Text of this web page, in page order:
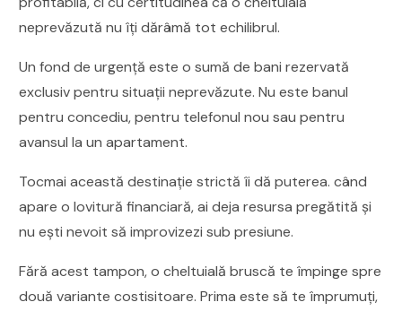
neprevăzută nu îți dărâmă tot echilibrul.
Un fond de urgență este o sumă de bani rezervată
exclusiv pentru situații neprevăzute. Nu este banul
pentru concediu, pentru telefonul nou sau pentru
avansul la un apartament.
Tocmai această destinație strictă îi dă puterea. când
apare o lovitură financiară, ai deja resursa pregătită și
nu ești nevoit să improvizezi sub presiune.
Fără acest tampon, o cheltuială bruscă te împinge spre
două variante costisitoare. Prima este să te împrumuți,